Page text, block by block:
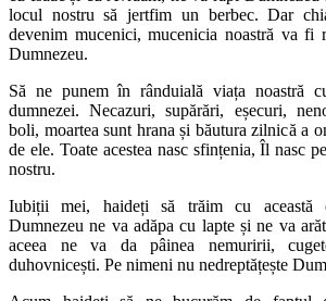
locul nostru să jertfim un berbec. Dar
devenim mucenici, mucenicia noastră va fi
Dumnezeu.
Să ne punem în rânduială viața noastră
dumnezei. Necazuri, supărări, eșecuri,
boli, moartea sunt hrana și băutura zilnică a
de ele. Toate acestea nasc sfințenia, Îl nasc
nostru.
Iubiții mei, haideți să trăim cu această
Dumnezeu ne va adăpa cu lapte și ne va
aceea ne va da pâinea nemuririi,
duhovnicești. Pe nimeni nu nedreptățește